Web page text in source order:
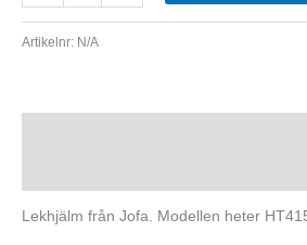
Artikelnr: N/A
Lekhjälm från Jofa. Modellen heter